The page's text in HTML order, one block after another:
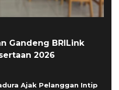
Gandeng BRILink
2026
Ajak Pelanggan Intip